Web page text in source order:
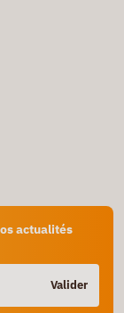
actualités
Valider